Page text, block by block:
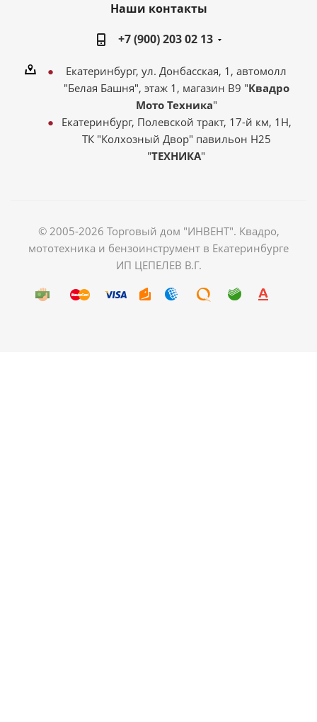
Наши контакты
+7 (900) 203 02 13
Екатеринбург, ул. Донбасская, 1, автомолл
"Белая Башня", этаж 1, магазин В9 "Квадро
Мото Техника"
Екатеринбург, Полевской тракт, 17-й км, 1Н,
ТК "Колхозный Двор" павильон Н25
"ТЕХНИКА"
© 2005-2026 Торговый дом "ИНВЕНТ". Квадро,
мототехника и бензоинструмент в Екатеринбурге
ИП ЦЕПЕЛЕВ В.Г.